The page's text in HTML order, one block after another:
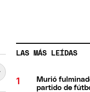
LAS MÁS LEÍDAS
Murió
partido de